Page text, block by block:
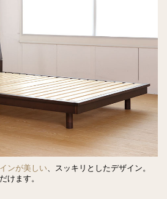
ンが美しい 、スッキリとしたデザイン。
けます。